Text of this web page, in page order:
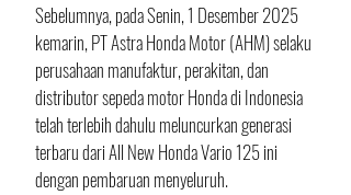
Sebelumnya, pada Senin, 1 Desember 2025
kemarin, PT Astra Honda Motor (AHM) selaku
perusahaan manufaktur, perakitan, dan
distributor sepeda motor Honda di Indonesia
telah terlebih dahulu meluncurkan generasi
terbaru dari All New Honda Vario 125 ini
dengan pembaruan menyeluruh.